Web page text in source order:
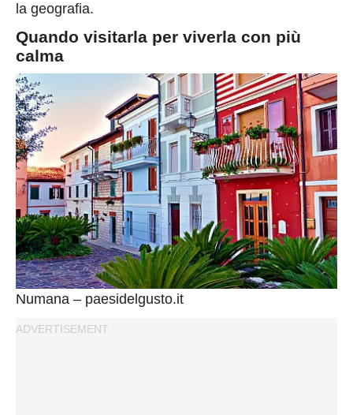
la geografia.
Quando visitarla per viverla con più
calma
Numana – paesidelgusto.it